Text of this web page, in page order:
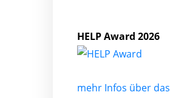
HELP Award 2026
mehr Infos über das